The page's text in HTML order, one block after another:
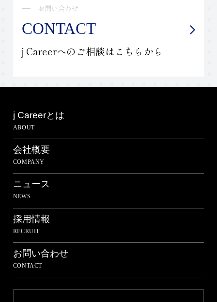
お問い合わせ
CONTACT
j Careerへのご相談はこちらから
j Careerとは
ABOUT
会社概要
COMPANY
ニュース
NEWS
採用情報
RECRUIT
お問い合わせ
CONTACT